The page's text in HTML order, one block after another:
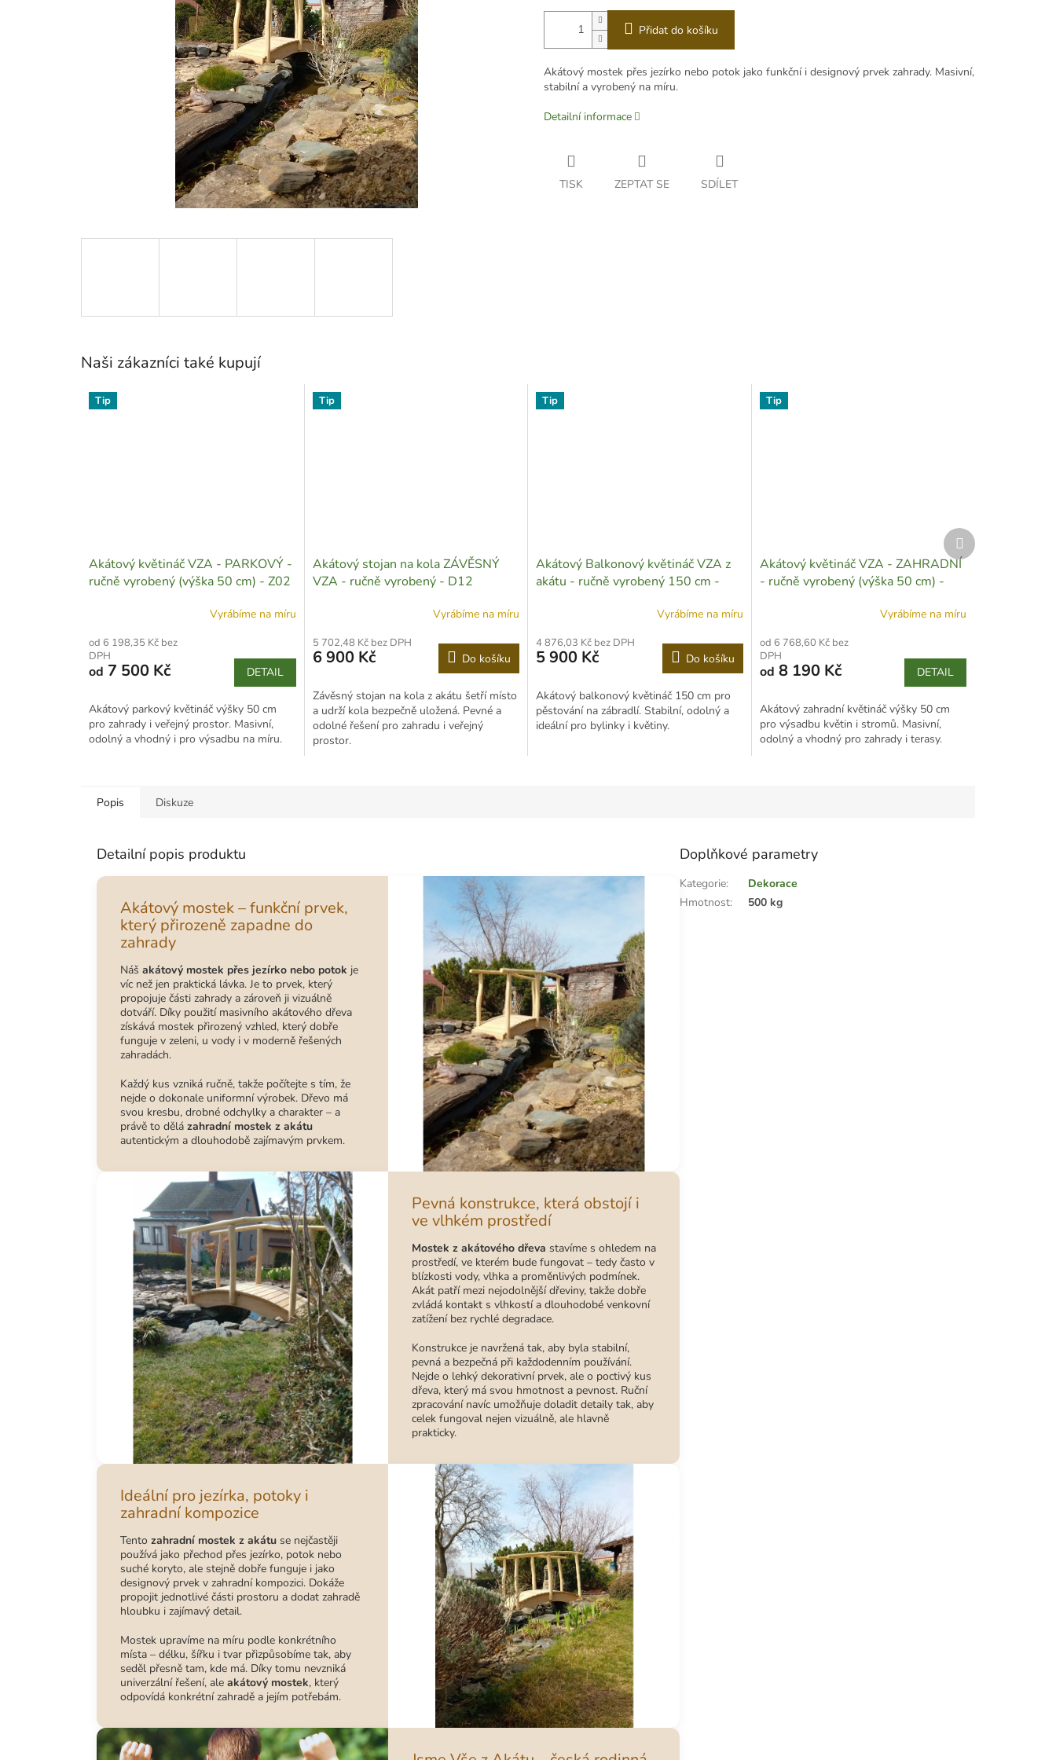
Přidat do košíku
Akátový mostek přes jezírko nebo potok jako funkční i designový prvek zahrady. Masivní,
stabilní a vyrobený na míru.
Detailní informace
TISK ZEPTAT SE SDÍLET
Naši zákazníci také kupují
Tip
Akátový květináč VZA - PARKOVÝ -
ručně vyrobený (výška 50 cm) - Z02
Vyrábíme na míru
od 6 198,35 Kč bez
DPH
od 7 500 Kč DETAIL
Akátový parkový květináč výšky 50 cm
pro zahrady i veřejný prostor. Masivní,
odolný a vhodný i pro výsadbu na míru.
Tip
Akátový stojan na kola ZÁVĚSNÝ
VZA - ručně vyrobený - D12
Vyrábíme na míru
5 702,48 Kč bez DPH
6 900 Kč Do košíku
Závěsný stojan na kola z akátu šetří místo
a udrží kola bezpečně uložená. Pevné a
odolné řešení pro zahradu i veřejný
prostor.
Tip
Akátový Balkonový květináč VZA z
akátu - ručně vyrobený 150 cm -
Vyrábíme na míru
4 876,03 Kč bez DPH
5 900 Kč Do košíku
Akátový balkonový květináč 150 cm pro
pěstování na zábradlí. Stabilní, odolný a
ideální pro bylinky i květiny.
Tip
Akátový květináč VZA - ZAHRADNÍ
- ručně vyrobený (výška 50 cm) -
Vyrábíme na míru
od 6 768,60 Kč bez
DPH
od 8 190 Kč DETAIL
Akátový zahradní květináč výšky 50 cm
pro výsadbu květin i stromů. Masivní,
odolný a vhodný pro zahrady i terasy.
Další
produkt
Popis Diskuze
Detailní popis produktu
Akátový mostek – funkční prvek,
který přirozeně zapadne do
zahrady
Náš akátový mostek přes jezírko nebo potok je
víc než jen praktická lávka. Je to prvek, který
propojuje části zahrady a zároveň ji vizuálně
dotváří. Díky použití masivního akátového dřeva
získává mostek přirozený vzhled, který dobře
funguje v zeleni, u vody i v moderně řešených
zahradách.
Každý kus vzniká ručně, takže počítejte s tím, že
nejde o dokonale uniformní výrobek. Dřevo má
svou kresbu, drobné odchylky a charakter – a
právě to dělá zahradní mostek z akátu
autentickým a dlouhodobě zajímavým prvkem.
Pevná konstrukce, která obstojí i
ve vlhkém prostředí
Mostek z akátového dřeva stavíme s ohledem na
prostředí, ve kterém bude fungovat – tedy často v
blízkosti vody, vlhka a proměnlivých podmínek.
Akát patří mezi nejodolnější dřeviny, takže dobře
zvládá kontakt s vlhkostí a dlouhodobé venkovní
zatížení bez rychlé degradace.
Konstrukce je navržená tak, aby byla stabilní,
pevná a bezpečná při každodenním používání.
Nejde o lehký dekorativní prvek, ale o poctivý kus
dřeva, který má svou hmotnost a pevnost. Ruční
zpracování navíc umožňuje doladit detaily tak, aby
celek fungoval nejen vizuálně, ale hlavně
prakticky.
Ideální pro jezírka, potoky i
zahradní kompozice
Tento zahradní mostek z akátu se nejčastěji
používá jako přechod přes jezírko, potok nebo
suché koryto, ale stejně dobře funguje i jako
designový prvek v zahradní kompozici. Dokáže
propojit jednotlivé části prostoru a dodat zahradě
hloubku i zajímavý detail.
Mostek upravíme na míru podle konkrétního
místa – délku, šířku i tvar přizpůsobíme tak, aby
seděl přesně tam, kde má. Díky tomu nevzniká
univerzální řešení, ale akátový mostek, který
odpovídá konkrétní zahradě a jejím potřebám.
Doplňkové parametry
Kategorie:
Dekorace
Hmotnost: 500 kg